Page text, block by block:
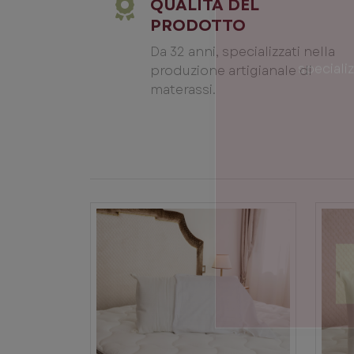
QUALITÀ DEL
PRODOTTO
Da 32 anni, specializzati nella
produzione artigianale di
materassi.